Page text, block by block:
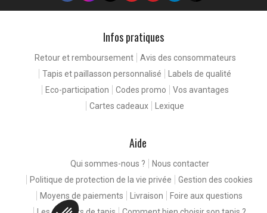
Infos pratiques
Retour et remboursement
Avis des consommateurs
Tapis et paillasson personnalisé
Labels de qualité
Eco-participation
Codes promo
Vos avantages
Cartes cadeaux
Lexique
Aide
Qui sommes-nous ?
Nous contacter
Politique de protection de la vie privée
Gestion des cookies
Moyens de paiements
Livraison
Foire aux questions